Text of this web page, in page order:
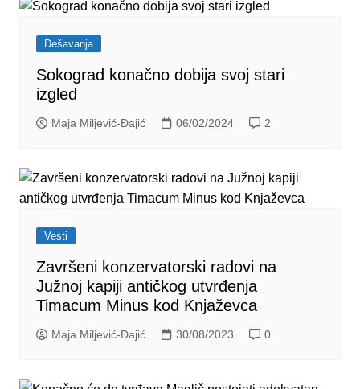
Dešavanja
Sokograd konačno dobija svoj stari
izgled
Maja Miljević-Đajić 06/02/2024 2
Vesti
Završeni konzervatorski radovi na
Južnoj kapiji antičkog utvrđenja
Timacum Minus kod Knjaževca
Maja Miljević-Đajić 30/08/2023 0